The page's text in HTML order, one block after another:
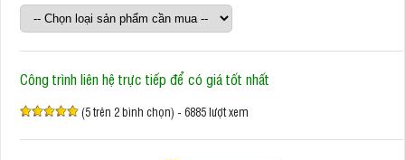
Công trình liên hệ trực tiếp để có giá tốt nhất
(5 trên 2 bình chọn) - 6885 lượt xem